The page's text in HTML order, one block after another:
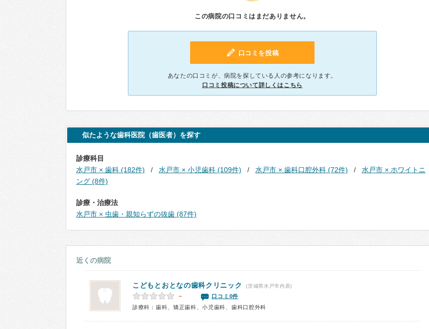
この病院の口コミはまだありません。
口コミを投稿
あなたの口コミが、病院を探している人の参考になります。
口コミ投稿について詳しくはこちら
似たような歯科医院（歯医者）を探す
診療科目
水戸市 × 歯科 (182件)
水戸市 × 小児歯科 (109件) 水戸市 × 歯科口腔外科 (72件)
水戸市 × ホワイトニ
ング (8件)
診療・治療法
水戸市 × 虫歯・親知らずの抜歯 (87件)
近くの病院
こどもとおとなの歯科クリニック (茨城県水戸市内原)
－
口コミ0件
診療科：歯科、矯正歯科、小児歯科、歯科口腔外科